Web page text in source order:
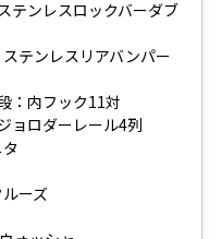
テンレスロックバーダブ
テンレスリアバンパー
：内フック11対
ョロダーレール4列
ーズ